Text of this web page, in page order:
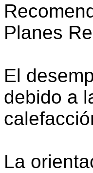
Planes
El
debido a
La